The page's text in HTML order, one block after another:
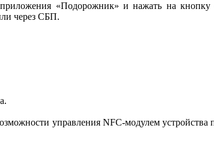
«Подорожник» и нажать на кнопку
через СБП.
управления NFC-модулем